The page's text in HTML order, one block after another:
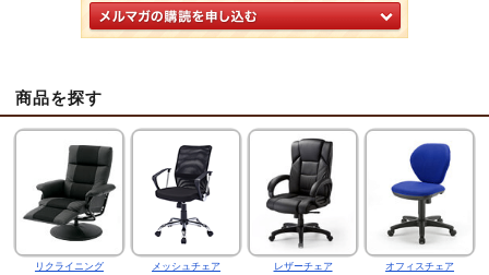
商品を探す
リクライニング
メッシュチェア レザーチェア オフィスチェア